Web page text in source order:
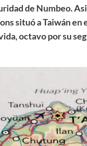
de Numbeo.
situó a Taiwán en
octavo por su